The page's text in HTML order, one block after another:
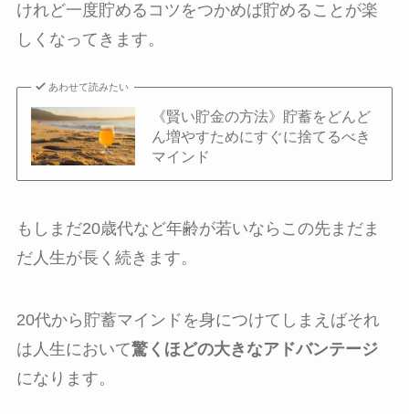
けれど一度貯めるコツをつかめば貯めることが楽
しくなってきます。
あわせて読みたい
《賢い貯金の方法》貯蓄をどんど
ん増やすためにすぐに捨てるべき
マインド
もしまだ20歳代など年齢が若いならこの先まだま
だ人生が長く続きます。
20代から貯蓄マインドを身につけてしまえばそれ
は人生において驚くほどの大きなアドバンテージ
になります。